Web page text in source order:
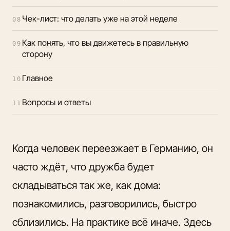
08 Чек-лист: что делать уже на этой неделе
09 Как понять, что вы движетесь в правильную
сторону
10 Главное
11 Вопросы и ответы
Когда человек переезжает в Германию, он
часто ждёт, что дружба будет
складываться так же, как дома:
познакомились, разговорились, быстро
сблизились. На практике всё иначе. Здесь